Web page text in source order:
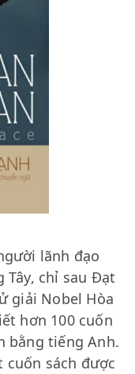
lãnh đạo
chỉ sau Đạt
giải Nobel Hòa
hơn 100 cuốn
bằng tiếng Anh.
cuốn sách được